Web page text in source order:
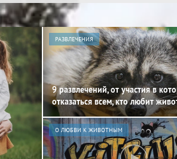
РАЗВЛЕЧЕНИЯ
9 развлечений, от участия в
отказаться всем, кто любит
О ЛЮБВИ К ЖИВОТНЫМ